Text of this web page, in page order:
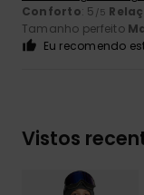
Conforto: 5 /5
Tamanho perfeito
Eu recomendo
Vistos